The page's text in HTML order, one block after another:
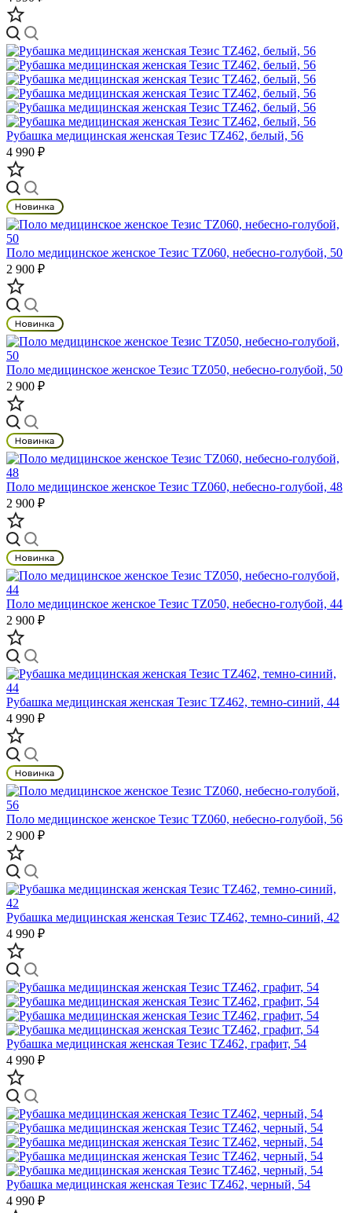
Рубашка медицинская женская Тезис TZ462, белый, 56
4 990 ₽
Поло медицинское женское Тезис TZ060, небесно-голубой, 50
2 900 ₽
Поло медицинское женское Тезис TZ050, небесно-голубой, 50
2 900 ₽
Поло медицинское женское Тезис TZ060, небесно-голубой, 48
2 900 ₽
Поло медицинское женское Тезис TZ050, небесно-голубой, 44
2 900 ₽
Рубашка медицинская женская Тезис TZ462, темно-синий, 44
4 990 ₽
Поло медицинское женское Тезис TZ060, небесно-голубой, 56
2 900 ₽
Рубашка медицинская женская Тезис TZ462, темно-синий, 42
4 990 ₽
Рубашка медицинская женская Тезис TZ462, графит, 54
4 990 ₽
Рубашка медицинская женская Тезис TZ462, черный, 54
4 990 ₽